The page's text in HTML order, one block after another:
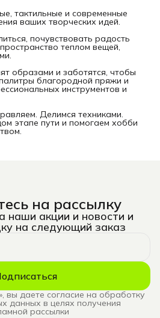
тактильные и современные
ваших творческих идей.
почувствовать радость
теплом вещей,
образами и заботятся, чтобы
благородной пряжи и
инструментов и
Делимся техниками.
этапе пути и помогаем хобби
на рассылку
наши акции и новости и
на следующий заказ
вы даете согласие на обработку
данных в целях получения
рассылки